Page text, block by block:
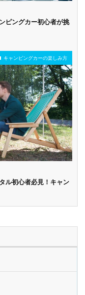
ピングカー初心者が挑
キャンピングカーの楽しみ方
ル初心者必見！キャン